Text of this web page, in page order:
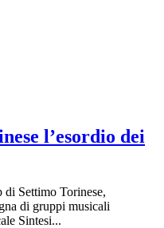
l’esordio dei
di Settimo Torinese,
di gruppi musicali
Sintesi...